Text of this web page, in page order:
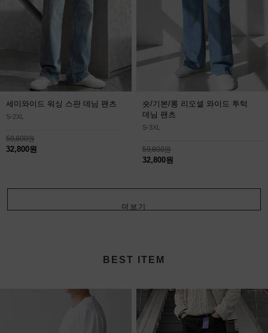
세미와이드 워싱 스판 데님 팬츠
S-2XL
59,800원
32,800원
숏/기본/롱 리오셀 와이드 투턱
데님 팬츠
S-3XL
59,800원
32,800원
BEST ITEM